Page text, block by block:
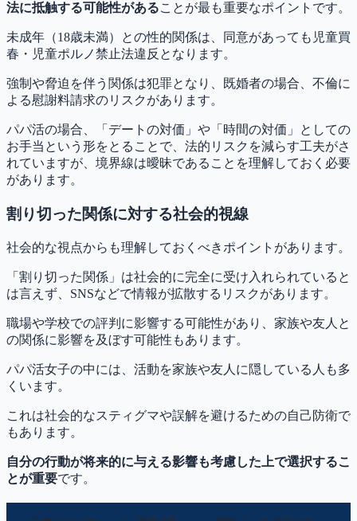
法に抵触する可能性があることが最も重要なポイントです。
未成年（18歳未満）との性的関係は、同意があっても児童買
春・児童ポルノ禁止法違反となります。
強制や脅迫を伴う関係は犯罪となり、既婚者の場合、不倫に
よる慰謝料請求のリスクがあります。
パパ活の場合、「デートの対価」や「時間の対価」としての
お手当という形をとることで、法的リスクを減らす工夫がさ
れていますが、境界線は曖昧であることを理解しておく必要
があります。
割り切った関係に対する社会的視線
社会的な視点からも理解しておくべきポイントがあります。
「割り切った関係」は社会的に完全に受け入れられていると
は言えず、SNSなどで情報が拡散するリスクがあります。
職場や学校での評判に影響する可能性があり、家族や友人と
の関係に影響を及ぼす可能性もあります。
パパ活女子の中には、活動を家族や友人に隠している人も多
くいます。
これは社会的なスティグマや誤解を避けるための自己防衛で
もあります。
自分の行動が将来的に与える影響も考慮した上で選択するこ
とが重要です。